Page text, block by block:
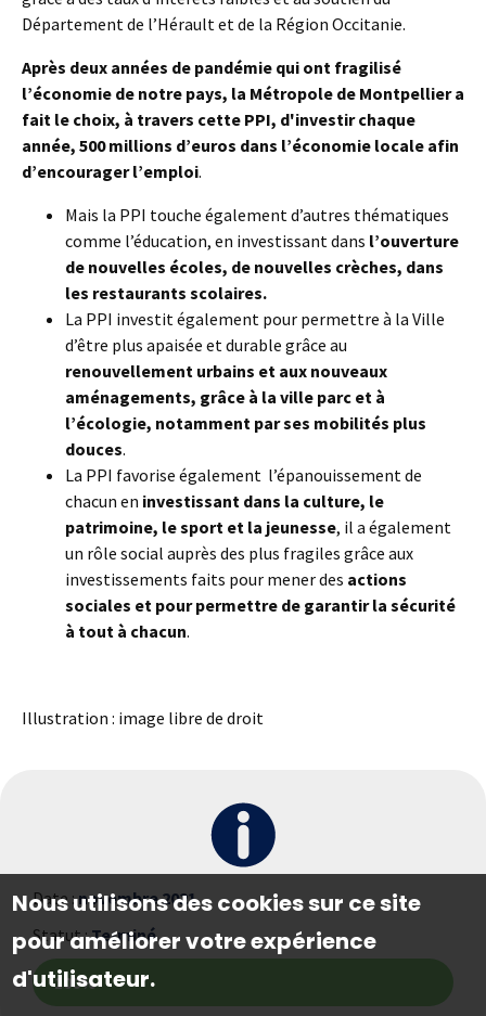
Département de l’Hérault et de la Région Occitanie.
Après deux années de pandémie qui ont fragilisé
l’économie de notre pays, la Métropole de Montpellier a
fait le choix, à travers cette PPI, d'investir chaque
année, 500 millions d’euros dans l’économie locale afin
d’encourager l’emploi.
Mais la PPI touche également d’autres thématiques
comme l’éducation, en investissant dans l’ouverture
de nouvelles écoles, de nouvelles crèches, dans
les restaurants scolaires.
La PPI investit également pour permettre à la Ville
d’être plus apaisée et durable grâce au
renouvellement urbains et aux nouveaux
aménagements, grâce à la ville parc et à
l’écologie, notamment par ses mobilités plus
douces.
La PPI favorise également l’épanouissement de
chacun en investissant dans la culture, le
patrimoine, le sport et la jeunesse, il a également
un rôle social auprès des plus fragiles grâce aux
investissements faits pour mener des actions
sociales et pour permettre de garantir la sécurité
à tout à chacun.
Illustration : image libre de droit
Date :novembre 2021
Statut :Terminé
100%
Nous utilisons des cookies sur ce site
pour améliorer votre expérience
d'utilisateur.